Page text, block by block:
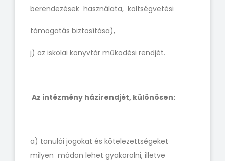
berendezések használata, költségvetési
támogatás biztosítása),
j) az iskolai könyvtár működési rendjét.
Az intézmény házirendjét, különösen:
a) tanulói jogokat és kötelezettségeket
milyen módon lehet gyakorolni, illetve